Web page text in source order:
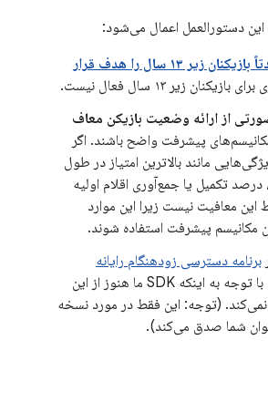
دستورالعمل اعمال می‌شود:
بازی‌هایی که عمدتاً بازیکنان زیر ۱۳ سال را هدف قرار
بازیکنان زیر ۱۳ سال فعال نیست.
از ارائه وضعیت بازیکن معاف
پیشرفت واضح باشند. اگر
مانند بالاترین امتیاز در طول
عمر، سطوح، XP، درصد تکمیل یا جمع‌آوری اقلام اولیه
این معافیت نیست زیرا این موارد
مکانیسم پیشرفت استفاده شوند.
برنامه دسترسی زودهنگام رایانه
، با توجه به اینکه SDK ما هنوز از این
نمی‌کند. (توجه: این فقط در مورد نسخه
شما صدق می‌کند).